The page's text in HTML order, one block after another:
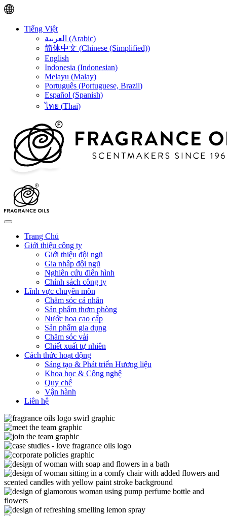
Tiếng Việt
العربية (Arabic)
简体中文 (Chinese (Simplified))
English
Indonesia (Indonesian)
Melayu (Malay)
Português (Portuguese, Brazil)
Español (Spanish)
ไทย (Thai)
Trang Chủ
Giới thiệu công ty
Giới thiệu đội ngũ
Gia nhập đội ngũ
Nghiên cứu điển hình
Chính sách công ty
Lĩnh vực chuyên môn
Chăm sóc cá nhân
Sản phẩm thơm phòng
Nước hoa cao cấp
Sản phẩm gia dụng
Chăm sóc vải
Chiết xuất tự nhiên
Cách thức hoạt động
Sáng tạo & Phát triển Hương liệu
Khoa học & Công nghệ
Quy chế
Vận hành
Liên hệ